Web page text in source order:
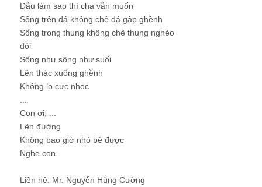
Dẫu làm sao thì cha vẫn muốn
Sống trên đá không chê đá gập ghềnh
Sống trong thung không chê thung nghèo
đói
Sống như sông như suối
Lên thác xuống ghềnh
Không lo cực nhọc
Con ơi, ...
Lên đường
Không bao giờ nhỏ bé được
Nghe con.
Liên hệ: Mr. Nguyễn Hùng Cường